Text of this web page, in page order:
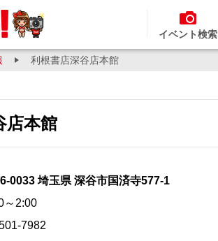
イベント検索
利根書店深谷店本館
店本館
0033 埼玉県 深谷市国済寺577-1
～2:00
7982